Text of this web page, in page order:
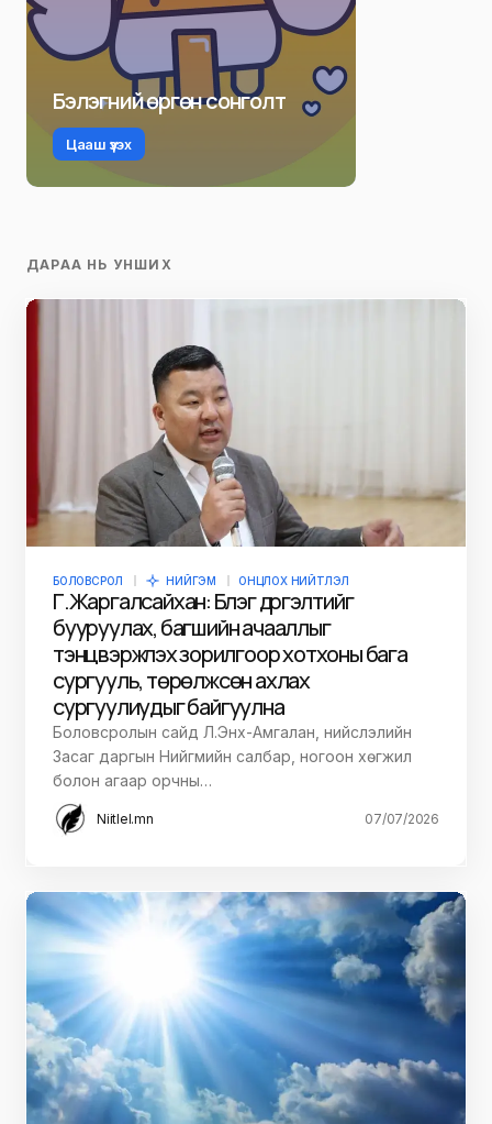
Бэлэгний өргөн сонголт
Цааш үзэх
ДАРАА НЬ УНШИХ
БОЛОВСРОЛ НИЙГЭМ ОНЦЛОХ НИЙТЛЭЛ
Г.Жаргалсайхан: Бүлэг дүүргэлтийг
бууруулах, багшийн ачааллыг
тэнцвэржүүлэх зорилгоор хотхоны бага
сургууль, төрөлжсөн ахлах
сургуулиудыг байгуулна
Боловсролын сайд Л.Энх-Амгалан, нийслэлийн
Засаг даргын Нийгмийн салбар, ногоон хөгжил
болон агаар орчны…
Niitlel.mn 07/07/2026